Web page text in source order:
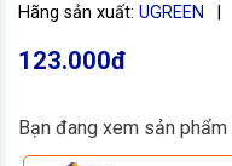
Hãng sản xuất: UGREEN
123.000đ
Bạn đang xem sản phẩm